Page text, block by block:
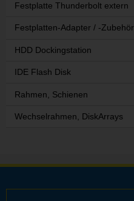
Festplatte Thunderbolt extern
Festplatten-Adapter / -Zubehör
HDD Dockingstation
IDE Flash Disk
Rahmen, Schienen
Wechselrahmen, DiskArrays